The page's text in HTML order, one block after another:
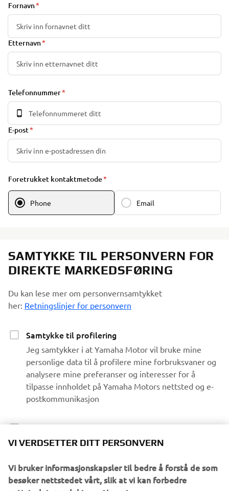
Fornavn
Etternavn
Telefonnummer
E-post
Foretrukket kontaktmetode
Phone Email
SAMTYKKE TIL PERSONVERN FOR
DIREKTE MARKEDSFØRING
Du kan lese mer om personvernsamtykket
her: Retningslinjer for personvern
Samtykke til profilering
Jeg samtykker i at Yamaha Motor vil bruke mine
personlige data til å profilere mine forbruksvaner og
analysere mine preferanser og interesser for å
tilpasse innholdet på Yamaha Motors nettsted og e-
postkommunikasjon
Samtykke til markedsføring
Jeg samtykker i at mine data vil bli behandlet for
informasjon om produkter og tjenester, for å bygge
opp kundeprofilen (f.eks. gjennom dataanalyse) og
VI VERDSETTER DITT PERSONVERN
Vi bruker informasjonskapsler til bedre å forstå de som
besøker nettstedet vårt, slik at vi kan forbedre